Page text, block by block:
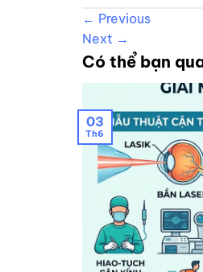
← Previous
Next →
Có thể bạn
03
Th6